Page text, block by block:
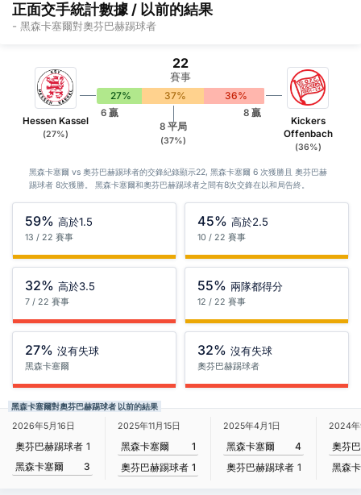
正面交手統計數據 / 以前的結果
- 黑森卡塞爾對奧芬巴赫踢球者
Hessen Kassel
(27%)
22
賽事
27% 37% 36%
6 贏
8 平局
(37%)
8 贏
Kickers
Offenbach
(36%)
黑森卡塞爾 vs 奧芬巴赫踢球者的交鋒紀錄顯示22, 黑森卡塞爾 6 次獲勝且 奧芬巴赫
踢球者 8次獲勝。 黑森卡塞爾和奧芬巴赫踢球者之間有8次交鋒在以和局告終。
59% 高於1.5
13 / 22 賽事
45% 高於2.5
10 / 22 賽事
32% 高於3.5
7 / 22 賽事
55% 兩隊都得分
12 / 22 賽事
27% 沒有失球
黑森卡塞爾
32% 沒有失球
奧芬巴赫踢球者
黑森卡塞爾對奧芬巴赫踢球者 以前的結果
2026年5月16日
奧芬巴赫踢球者 1
黑森卡塞爾
3
2025年11月15日
黑森卡塞爾
1
奧芬巴赫踢球者 1
2025年4月1日
黑森卡塞爾
4
奧芬巴赫踢球者 1
2024
奧芬
黑森